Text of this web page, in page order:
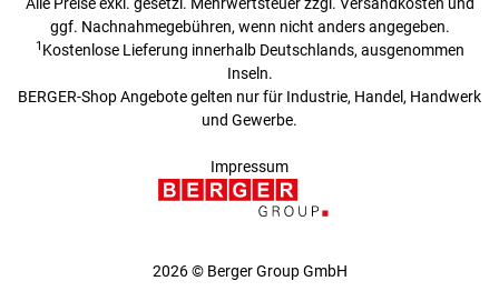
ggf. Nachnahmegebühren, wenn nicht anders angegeben.
1 Kostenlose Lieferung innerhalb Deutschlands, ausgenommen
Inseln.
BERGER-Shop Angebote gelten nur für Industrie, Handel, Handwerk
und Gewerbe.
Impressum
2026 © Berger Group GmbH